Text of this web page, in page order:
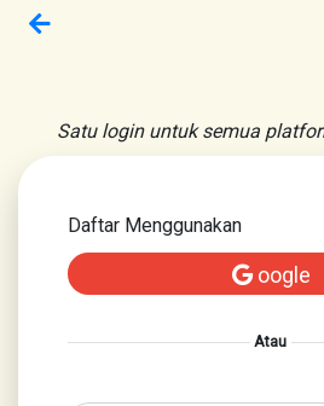
Satu login untuk semua
Daftar Menggunakan
oogle
Atau